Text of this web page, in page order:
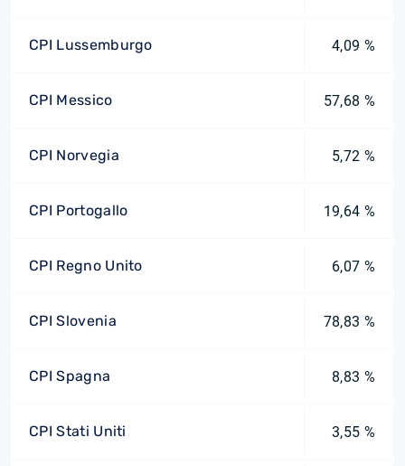
CPI Lussemburgo 4,09 %
CPI Messico 57,68 %
CPI Norvegia 5,72 %
CPI Portogallo 19,64 %
CPI Regno Unito 6,07 %
CPI Slovenia 78,83 %
CPI Spagna 8,83 %
CPI Stati Uniti 3,55 %